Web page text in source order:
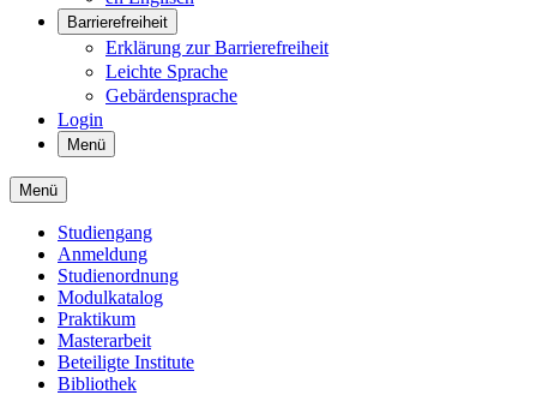
Barrierefreiheit
Erklärung zur Barrierefreiheit
Leichte Sprache
Gebärdensprache
Login
Menü
Menü
Studiengang
Anmeldung
Studienordnung
Modulkatalog
Praktikum
Masterarbeit
Beteiligte Institute
Bibliothek